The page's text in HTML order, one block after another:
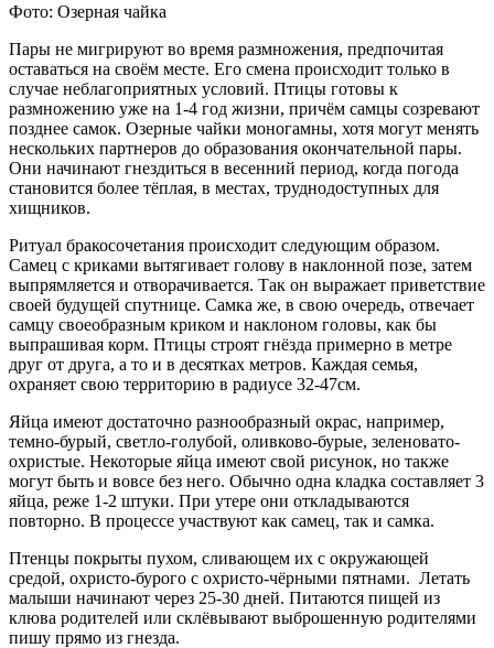
Фото: Озерная чайка
Пары не мигрируют во время размножения, предпочитая
оставаться на своём месте. Его смена происходит только в
случае неблагоприятных условий. Птицы готовы к
размножению уже на 1-4 год жизни, причём самцы созревают
позднее самок. Озерные чайки моногамны, хотя могут менять
нескольких партнеров до образования окончательной пары.
Они начинают гнездиться в весенний период, когда погода
становится более тёплая, в местах, труднодоступных для
хищников.
Ритуал бракосочетания происходит следующим образом.
Самец с криками вытягивает голову в наклонной позе, затем
выпрямляется и отворачивается. Так он выражает приветствие
своей будущей спутнице. Самка же, в свою очередь, отвечает
самцу своеобразным криком и наклоном головы, как бы
выпрашивая корм. Птицы строят гнёзда примерно в метре
друг от друга, а то и в десятках метров. Каждая семья,
охраняет свою территорию в радиусе 32-47см.
Яйца имеют достаточно разнообразный окрас, например,
темно-бурый, светло-голубой, оливково-бурые, зеленовато-
охристые. Некоторые яйца имеют свой рисунок, но также
могут быть и вовсе без него. Обычно одна кладка составляет 3
яйца, реже 1-2 штуки. При утере они откладываются
повторно. В процессе участвуют как самец, так и самка.
Птенцы покрыты пухом, сливающем их с окружающей
средой, охристо-бурого с охристо-чёрными пятнами. Летать
малыши начинают через 25-30 дней. Питаются пищей из
клюва родителей или склёвывают выброшенную родителями
пишу прямо из гнезда.